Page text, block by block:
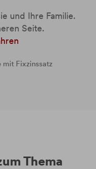
und Ihre Familie.
Seite.
mit Fixzinssatz
Thema